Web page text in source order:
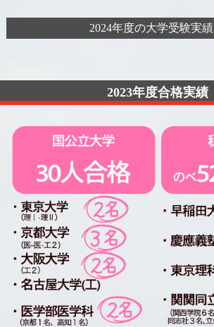
2024年度の大学受験実績
2023年度合格実績